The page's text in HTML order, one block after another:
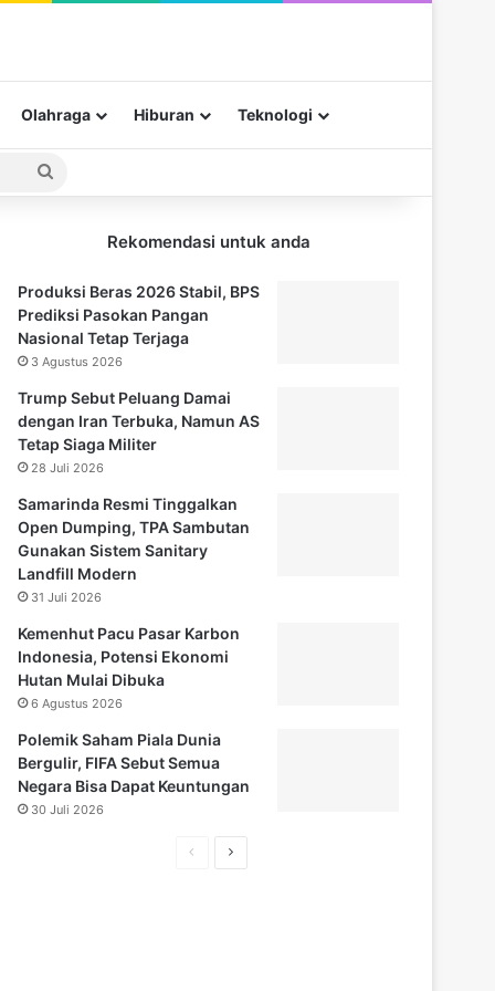
Olahraga Hiburan Teknologi
Rekomendasi untuk anda
Produksi Beras 2026 Stabil, BPS
Prediksi Pasokan Pangan
Nasional Tetap Terjaga
3 Agustus 2026
Trump Sebut Peluang Damai
dengan Iran Terbuka, Namun AS
Tetap Siaga Militer
28 Juli 2026
Samarinda Resmi Tinggalkan
Open Dumping, TPA Sambutan
Gunakan Sistem Sanitary
Landfill Modern
31 Juli 2026
Kemenhut Pacu Pasar Karbon
Indonesia, Potensi Ekonomi
Hutan Mulai Dibuka
6 Agustus 2026
Polemik Saham Piala Dunia
Bergulir, FIFA Sebut Semua
Negara Bisa Dapat Keuntungan
30 Juli 2026
H